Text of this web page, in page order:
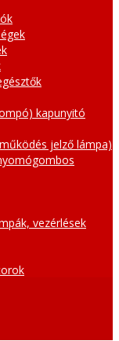
kapunyitó
jelző lámpa)
vezérlések